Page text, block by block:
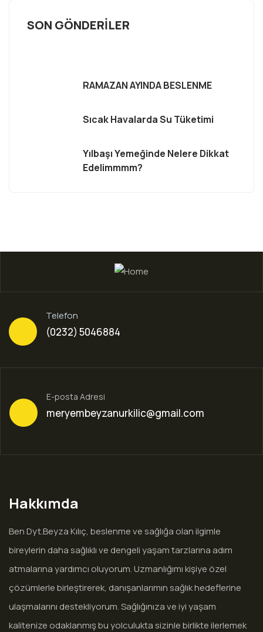
SON GÖNDERILER
RAMAZAN AYINDA BESLENME
Sıcak Havalarda Su Tüketimi
Yılbaşı Yemeğinde Nelere Dikkat
Edelimmmm?
Telefon
(0232) 5046884
E-posta Adresi
meryembeyzanurkilic@gmail.com
Hakkımda
Ben Dyt.Beyza Kılıç, beslenme ve sağlığa olan ilgimle
bireylerin daha sağlıklı ve dengeli yaşam tarzlarına adım
atmalarına yardımcı oluyorum. Uzmanlığımı kişiye özel
çözümlerle birleştirerek, danışanlarımın sağlık hedeflerine
ulaşmalarını destekliyorum. Sağlığınıza ve iyi yaşam
kalitenize odaklanmış bu yolculukta sizinle birlikte ilerlemek